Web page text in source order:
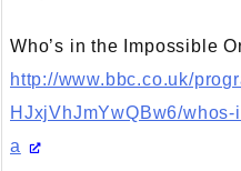
Who’s in the Impossible
http://www.bbc.co.uk/
HJxjVhJmYwQBw6/
a